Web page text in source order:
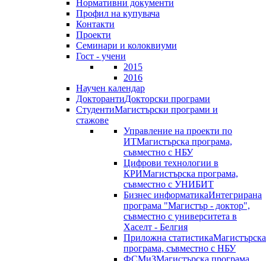
Нормативни документи
Профил на купувача
Контакти
Проекти
Семинари и колоквиуми
Гост - учени
2015
2016
Научен календар
ДокторантиДокторски програми
СтудентиМагистърски програми и
стажове
Управление на проекти по
ИТМагистърска програма,
съвместно с НБУ
Цифрови технологии в
КРИМагистърска програма,
съвместно с УНИБИТ
Бизнес информатикаИнтегрирана
програма "Магистър - доктор",
съвместно с университета в
Хаселт - Белгия
Приложна статистикаМагистърска
програма, съвместно с НБУ
ФСМиЗМагистърска програма